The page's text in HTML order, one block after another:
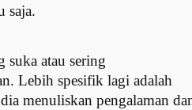
saja.
suka atau sering
Lebih spesifik lagi adalah
menuliskan pengalaman